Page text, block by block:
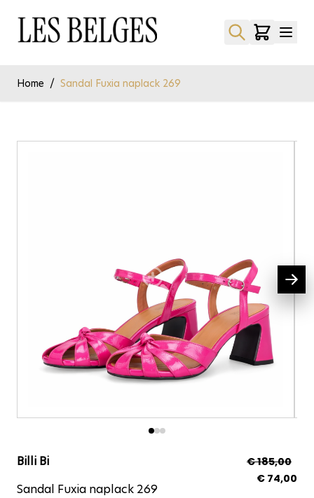
Home / Sandal Fuxia naplack 269
Sandal Fuxia
Billi Bi
Sandal Fuxia naplack 269
€ 185,00
€ 74,00